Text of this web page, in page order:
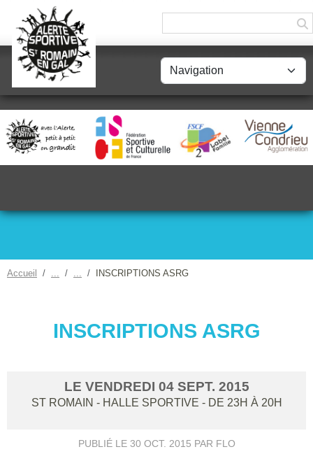
Accueil INSCRIPTIONS ASRG
INSCRIPTIONS ASRG
LE VENDREDI 04 SEPT. 2015
ST ROMAIN - HALLE SPORTIVE - DE 23H À 20H
PUBLIÉ LE 30 OCT. 2015 PAR FLO
Panneau de gestion des cookies